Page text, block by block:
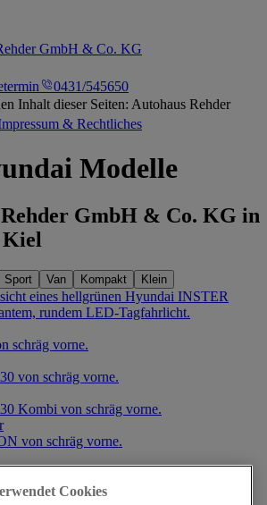
GmbH & Co. KG
0431/545650
Inhalt dieser Seiten: Autohaus Rehder
& Rechtliches
Modelle
GmbH & Co. KG in
Kiel
Sport Van Kompakt Klein
Cookies